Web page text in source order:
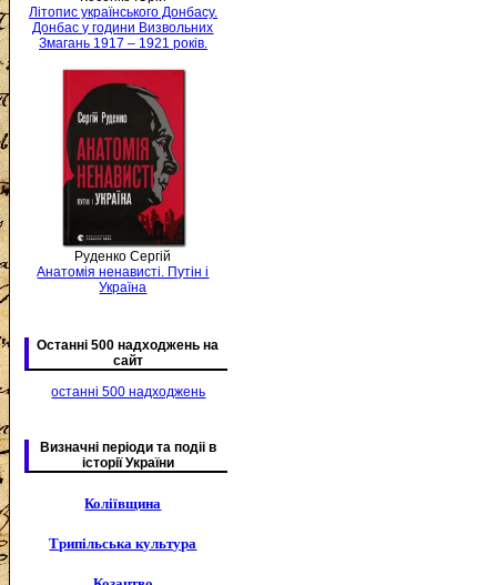
Літопис українського Донбасу.
Донбас у години Визвольних
Змагань 1917 – 1921 років.
Руденко Сергій
Анатомія ненависті. Путін і
Україна
Останні 500 надходжень на
сайт
останні 500 надходжень
Визначні періоди та подіі в
історії України
Коліївщина
Трипільська культура